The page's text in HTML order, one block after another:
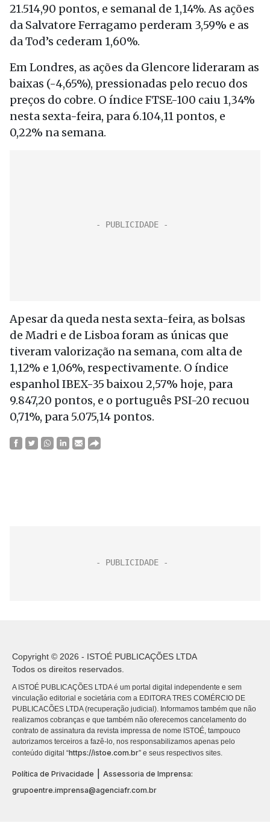
21.514,90 pontos, e semanal de 1,14%. As ações
da Salvatore Ferragamo perderam 3,59% e as
da Tod’s cederam 1,60%.
Em Londres, as ações da Glencore lideraram as
baixas (-4,65%), pressionadas pelo recuo dos
preços do cobre. O índice FTSE-100 caiu 1,34%
nesta sexta-feira, para 6.104,11 pontos, e
0,22% na semana.
Apesar da queda nesta sexta-feira, as bolsas
de Madri e de Lisboa foram as únicas que
tiveram valorização na semana, com alta de
1,12% e 1,06%, respectivamente. O índice
espanhol IBEX-35 baixou 2,57% hoje, para
9.847,20 pontos, e o português PSI-20 recuou
0,71%, para 5.075,14 pontos.
Copyright © 2026 - ISTOÉ PUBLICAÇÕES LTDA
Todos os direitos reservados.
A ISTOÉ PUBLICAÇÕES LTDA é um portal digital independente e sem
vinculação editorial e societária com a EDITORA TRES COMÉRCIO DE
PUBLICACÕES LTDA (recuperação judicial). Informamos também que não
realizamos cobranças e que também não oferecemos cancelamento do
contrato de assinatura da revista impressa de nome ISTOÉ, tampouco
autorizamos terceiros a fazê-lo, nos responsabilizamos apenas pelo
conteúdo digital “https://istoe.com.br” e seus respectivos sites.
Política de Privacidade
Assessoria de Imprensa:
grupoentre.imprensa@agenciafr.com.br